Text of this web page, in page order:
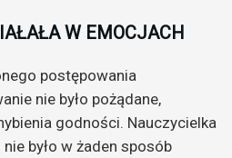
W EMOCJACH
postępowania
nie było pożądane,
godności. Nauczycielka
było w żaden sposób